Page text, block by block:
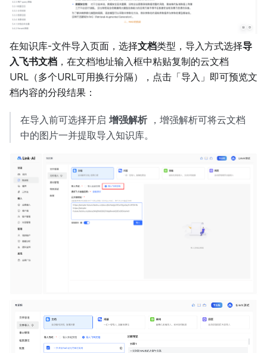
在知识库-文件导入页面，选择文档类型，导入方式选择导
入飞书文档 ，在文档地址输入框中粘贴复制的云文档
URL（多个URL可用换行分隔），点击「导入」即可预览文
档内容的分段结果：
在导入前可选择开启 增强解析，增强解析可将云文档
中的图片一并提取导入知识库。